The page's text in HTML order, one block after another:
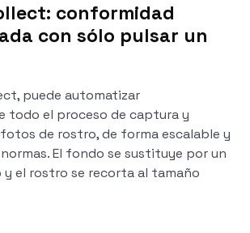
conformidad
con sólo pulsar un
puede automatizar
todo el proceso de captura y
de rostro, de forma escalable y
El fondo se sustituye por un
el rostro se recorta al tamaño